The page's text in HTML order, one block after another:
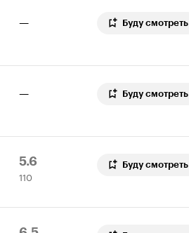
— Буду смотреть
— Буду смотреть
Рейтинг
Кинопоиска
5.6
110
оценок
110
Буду смотреть